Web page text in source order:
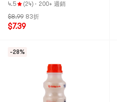
4.5 (24) · 200+ 週銷
$8.99 83折
$7.39
-28%